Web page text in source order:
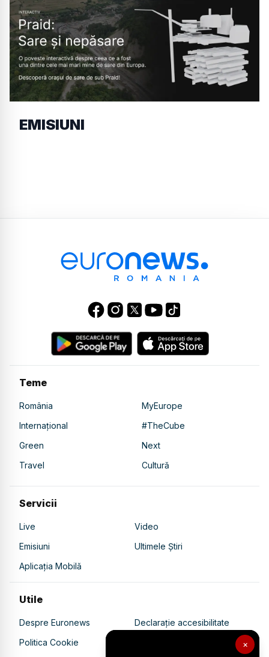
×
EMISIUNI
Teme
România
MyEurope
Internațional
#TheCube
Green
Next
Travel
Cultură
Servicii
Live
Video
Emisiuni
Ultimele Știri
Aplicația Mobilă
Utile
Despre Euronews
Declarație accesibilitate
Politica Cookie
Politica de confidențialitate